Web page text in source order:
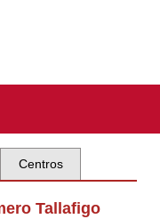
Centros
Tallafigo